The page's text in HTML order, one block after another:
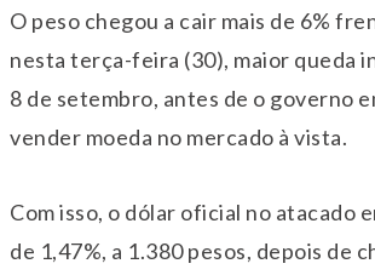
O peso chegou a cair mais de 6%
nesta terça-feira (30), maior queda
8 de setembro, antes de o governo
vender moeda no mercado à vista.
Com isso, o dólar oficial no atacado
de 1,47%, a 1.380 pesos, depois de